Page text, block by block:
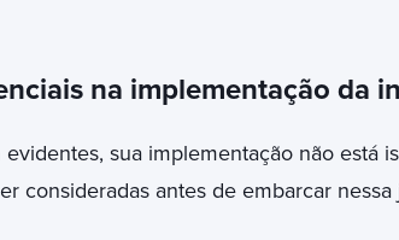
na implementação da
sua implementação não está
consideradas antes de embarcar nessa